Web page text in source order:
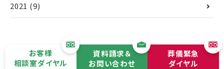
2021 (9)
お客様
相談室ダイヤル
資料請求＆
お問い合わせ
葬儀緊急
ダイヤル